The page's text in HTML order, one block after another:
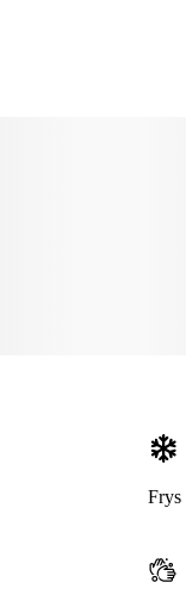
Frys